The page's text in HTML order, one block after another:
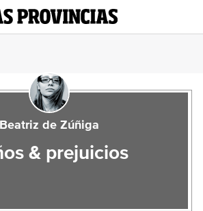
Beatriz de Zúñiga
& prejuicios